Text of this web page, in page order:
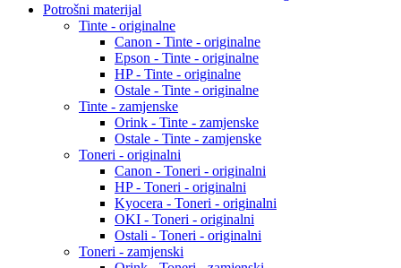
Potrošni materijal
Tinte - originalne
Canon - Tinte - originalne
Epson - Tinte - originalne
HP - Tinte - originalne
Ostale - Tinte - originalne
Tinte - zamjenske
Orink - Tinte - zamjenske
Ostale - Tinte - zamjenske
Toneri - originalni
Canon - Toneri - originalni
HP - Toneri - originalni
Kyocera - Toneri - originalni
OKI - Toneri - originalni
Ostali - Toneri - originalni
Toneri - zamjenski